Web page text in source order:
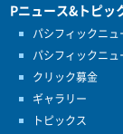
Pニュース&トピッ
パシフィックニュ
パシフィックニ
クリック募金
ギャラリー
トピックス